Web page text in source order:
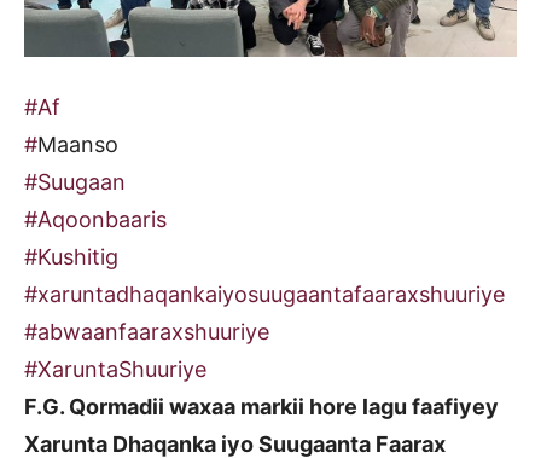
#Af
#Maanso
#Suugaan
#Aqoonbaaris
#Kushitig
#xaruntadhaqankaiyosuugaantafaaraxshuuriye
#abwaanfaaraxshuuriye
#XaruntaShuuriye
F.G. Qormadii waxaa markii hore lagu faafiyey
Xarunta Dhaqanka iyo Suugaanta Faarax